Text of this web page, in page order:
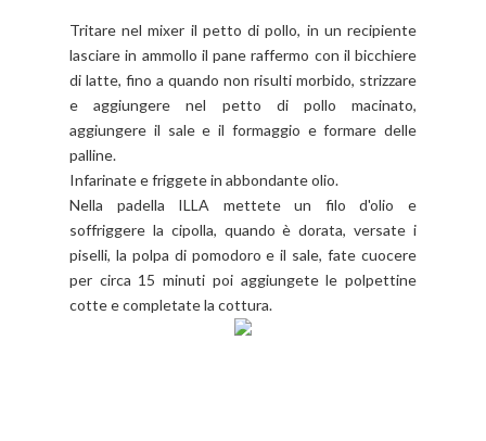
Tritare nel mixer il petto di pollo, in un recipiente
lasciare in ammollo il pane raffermo con il bicchiere
di latte, fino a quando non risulti morbido, strizzare
e aggiungere nel petto di pollo macinato,
aggiungere il sale e il formaggio e formare delle
palline.
Infarinate e friggete in abbondante olio.
Nella padella ILLA mettete un filo d'olio e
soffriggere la cipolla, quando è dorata, versate i
piselli, la polpa di pomodoro e il sale, fate cuocere
per circa 15 minuti poi aggiungete le polpettine
cotte e completate la cottura.